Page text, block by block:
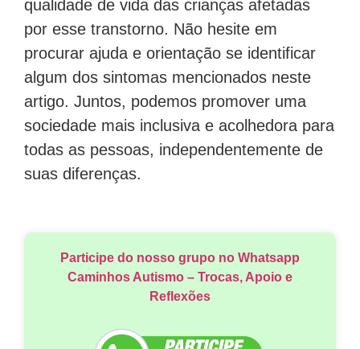
qualidade de vida das crianças afetadas
por esse transtorno. Não hesite em
procurar ajuda e orientação se identificar
algum dos sintomas mencionados neste
artigo. Juntos, podemos promover uma
sociedade mais inclusiva e acolhedora para
todas as pessoas, independentemente de
suas diferenças.
Participe do nosso grupo no Whatsapp
Caminhos Autismo – Trocas, Apoio e
Reflexões